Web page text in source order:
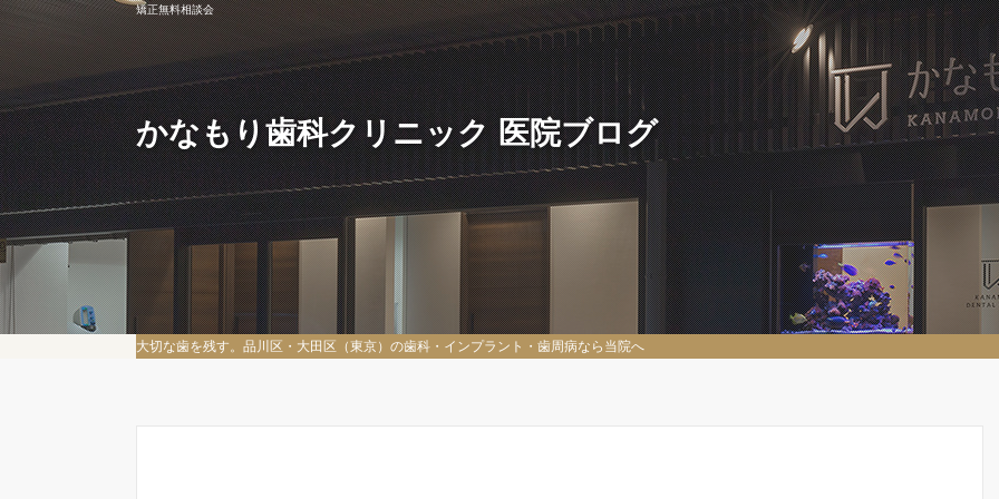
矯正無料相談会
かなもり歯科クリニック 医院ブログ
大切な歯を残す。品川区・大田区（東京）の歯科・インプラント・歯周病なら当院へ